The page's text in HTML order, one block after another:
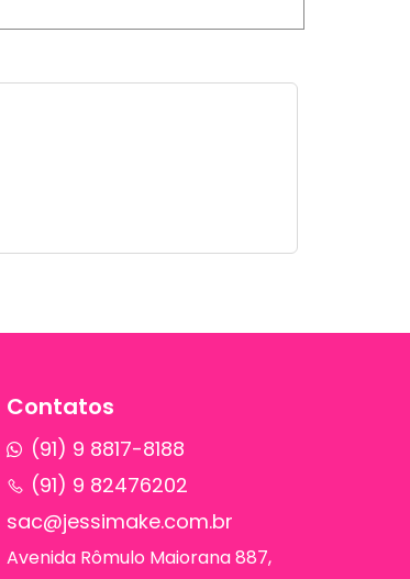
Contatos
(91) 9 8817-8188
(91) 9 82476202
sac@jessimake.com.br
Avenida Rômulo Maiorana 887,